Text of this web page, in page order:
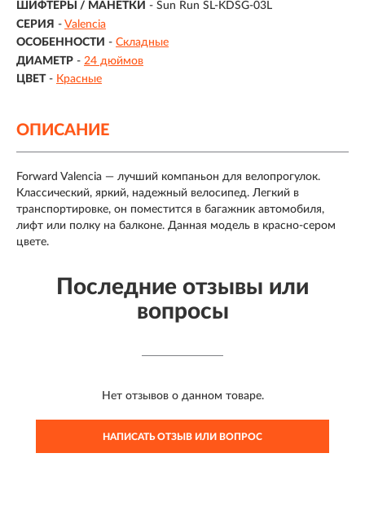
ШИФТЕРЫ / МАНЕТКИ - Sun Run SL-KDSG-03L
СЕРИЯ - Valencia
ОСОБЕННОСТИ - Складные
ДИАМЕТР - 24 дюймов
ЦВЕТ - Красные
ОПИСАНИЕ
Forward Valencia — лучший компаньон для велопрогулок.
Классический, яркий, надежный велосипед. Легкий в
транспортировке, он поместится в багажник автомобиля,
лифт или полку на балконе. Данная модель в красно-сером
цвете.
Последние отзывы или
вопросы
Нет отзывов о данном товаре.
НАПИСАТЬ ОТЗЫВ ИЛИ ВОПРОС